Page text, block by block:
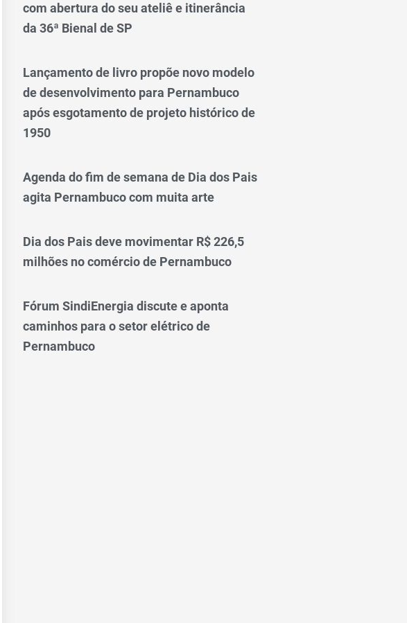
com abertura do seu ateliê e itinerância
da 36ª Bienal de SP
Lançamento de livro propõe novo modelo
de desenvolvimento para Pernambuco
após esgotamento de projeto histórico de
1950
Agenda do fim de semana de Dia dos Pais
agita Pernambuco com muita arte
Dia dos Pais deve movimentar R$ 226,5
milhões no comércio de Pernambuco
Fórum SindiEnergia discute e aponta
caminhos para o setor elétrico de
Pernambuco